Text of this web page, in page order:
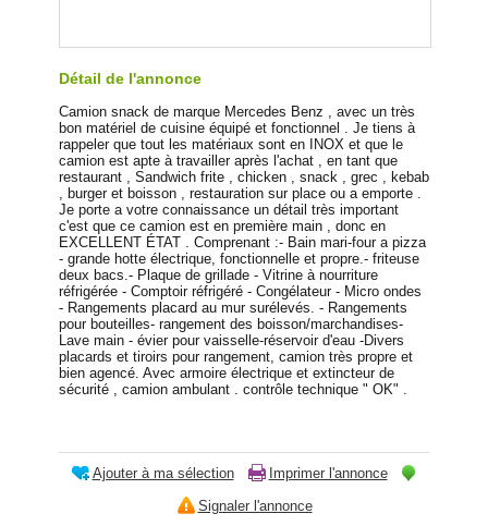
Détail de l'annonce
Camion snack de marque Mercedes Benz , avec un très
bon matériel de cuisine équipé et fonctionnel . Je tiens à
rappeler que tout les matériaux sont en INOX et que le
camion est apte à travailler après l'achat , en tant que
restaurant , Sandwich frite , chicken , snack , grec , kebab
, burger et boisson , restauration sur place ou a emporte .
Je porte a votre connaissance un détail très important
c'est que ce camion est en première main , donc en
EXCELLENT ÉTAT . Comprenant :- Bain mari-four a pizza
- grande hotte électrique, fonctionnelle et propre.- friteuse
deux bacs.- Plaque de grillade - Vitrine à nourriture
réfrigérée - Comptoir réfrigéré - Congélateur - Micro ondes
- Rangements placard au mur surélevés. - Rangements
pour bouteilles- rangement des boisson/marchandises-
Lave main - évier pour vaisselle-réservoir d'eau -Divers
placards et tiroirs pour rangement, camion très propre et
bien agencé. Avec armoire électrique et extincteur de
sécurité , camion ambulant . contrôle technique " OK" .
Ajouter à ma sélection
Imprimer l'annonce
Signaler l'annonce